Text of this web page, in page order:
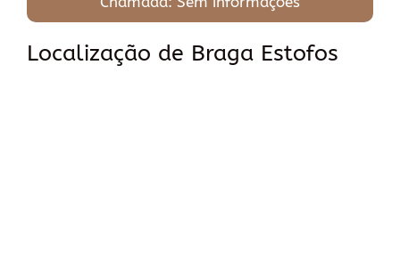
Localização de Braga Estofos